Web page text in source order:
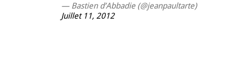
— Bastien d’Abbadie (@jeanpaultarte)
Juillet 11, 2012